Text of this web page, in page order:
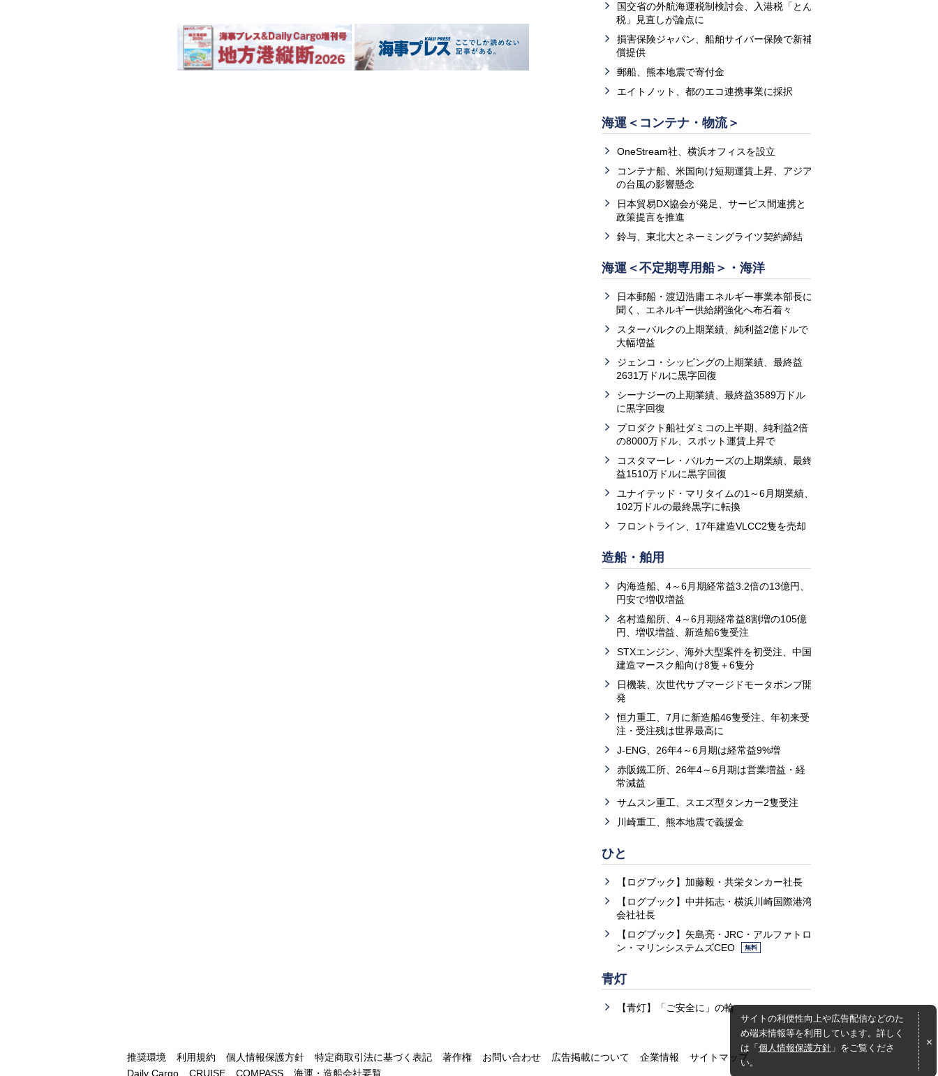
国交省の外航海運税制検討会、入港税「とん
税」見直しが論点に
損害保険ジャパン、船舶サイバー保険で新補
償提供
郵船、熊本地震で寄付金
エイトノット、都のエコ連携事業に採択
海運＜コンテナ・物流＞
OneStream社、横浜オフィスを設立
コンテナ船、米国向け短期運賃上昇、アジア
の台風の影響懸念
日本貿易DX協会が発足、サービス間連携と
政策提言を推進
鈴与、東北大とネーミングライツ契約締結
海運＜不定期専用船＞・海洋
日本郵船・渡辺浩庸エネルギー事業本部長に
聞く、エネルギー供給網強化へ布石着々
スターバルクの上期業績、純利益2億ドルで
大幅増益
ジェンコ・シッピングの上期業績、最終益
2631万ドルに黒字回復
シーナジーの上期業績、最終益3589万ドル
に黒字回復
プロダクト船社ダミコの上半期、純利益2倍
の8000万ドル、スポット運賃上昇で
コスタマーレ・バルカーズの上期業績、最終
益1510万ドルに黒字回復
ユナイテッド・マリタイムの1～6月期業績、
102万ドルの最終黒字に転換
フロントライン、17年建造VLCC2隻を売却
造船・舶用
内海造船、4～6月期経常益3.2倍の13億円、
円安で増収増益
名村造船所、4～6月期経常益8割増の105億
円、増収増益、新造船6隻受注
STXエンジン、海外大型案件を初受注、中国
建造マースク船向け8隻＋6隻分
日機装、次世代サブマージドモータポンプ開
発
恒力重工、7月に新造船46隻受注、年初来受
注・受注残は世界最高に
J-ENG、26年4～6月期は経常益9%増
赤阪鐵工所、26年4～6月期は営業増益・経
常減益
サムスン重工、スエズ型タンカー2隻受注
川崎重工、熊本地震で義援金
ひと
【ログブック】加藤毅・共栄タンカー社長
【ログブック】中井拓志・横浜川崎国際港湾
会社社長
【ログブック】矢島亮・JRC・アルファトロ
ン・マリンシステムズCEO
無料
青灯
【青灯】「ご安全に」の輪
サイトの利便性向上や広告配信などのた
め端末情報等を利用しています。詳しく
は「個人情報保護方針 」をご覧くださ
い。
推奨環境 利用規約 個人情報保護方針 特定商取引法に基づく表記 著作権 お問い合わせ 広告掲載について 企業情報
サイトマップ
Daily Cargo
CRUISE COMPASS 海運・造船会社要覧